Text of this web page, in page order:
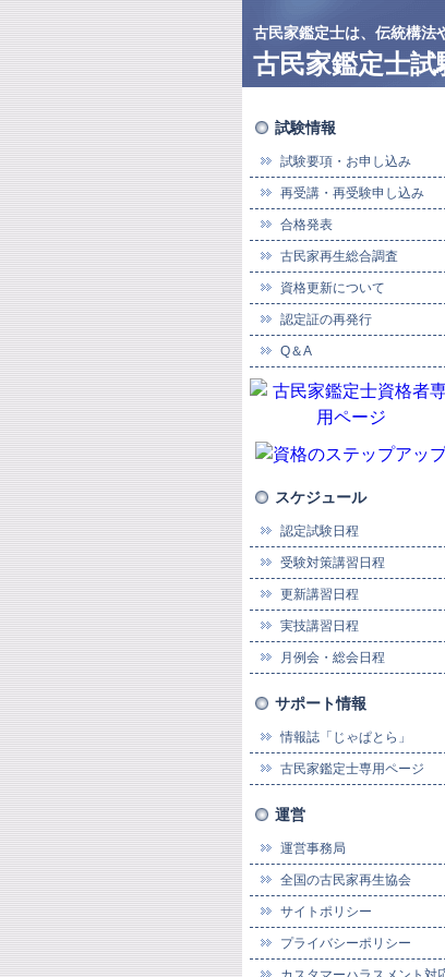
古民家鑑定士は、伝統構法
古民家鑑定士試
試験情報
試験要項・お申し込み
再受講・再受験申し込み
合格発表
古民家再生総合調査
資格更新について
認定証の再発行
Q＆A
スケジュール
認定試験日程
受験対策講習日程
更新講習日程
実技講習日程
月例会・総会日程
サポート情報
情報誌「じゃぱとら」
古民家鑑定士専用ページ
運営
運営事務局
全国の古民家再生協会
サイトポリシー
プライバシーポリシー